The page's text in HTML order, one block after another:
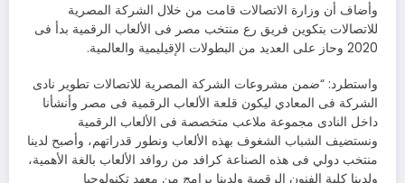
وأضاف أن وزارة الاتصالات قامت من خلال الشركة المصرية
للاتصالات بتكوين فريق رع منتخب مصر فى الألعاب الرقمية بدأ فى
2020 وحاز على العديد من البطولات الإقيليمية والعالمية.
واستطرد: “ضمن مشروعات الشركة المصرية للاتصالات تطوير نادى
الشركة فى المعادي ليكون قلعة الألعاب الرقمية فى مصر وأنشأنا
داخل النادى مجموعة ملاعب متخصصة فى الألعاب الرقمية
ونستضيف الشباب الشغوف بهذه الألعاب ونطور قدراتهم، وأصبح لدينا
منتخب دولي فى هذه الصناعة كرافد من روافد الألعاب بالغة الأهمية،
ولدينا كلية الفنون الرقمية ولدينا برامج من معهد تكنولوحيا